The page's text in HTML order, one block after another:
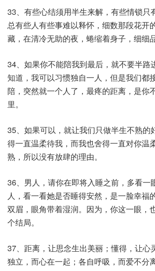
33、有些心结须用半生来解，有些情锁只
总有些人有些事难以释怀，细数那段花开
藏，在清冷无助的夜，蜷缩着身子，细细品
34、如果你不能陪我到最后，就不要半路
知道，我可以习惯独自一人，但是我们都
陪，突然就一个人了，最疼的距离，是你
里。
35、如果可以，就让我们只做半生不熟的
得一直温柔待我，而我也舍得一直对你温
熟，所以没有放肆的理由。
36、男人，请你在即将入睡之前，多看一
人，看一看她是否睡得安然，是一脸幸福
双眉，眼角带着湿润。因为，你这一眼，
个结局。
37、距离，让思念生出美丽；懂得，让心
独立，而心在一起；各自呼吸，而爱不分离